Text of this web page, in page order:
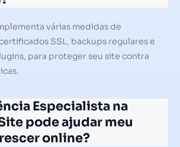
várias medidas de
SSL, backups regulares e
para proteger seu site contra
Especialista na
pode ajudar meu
online?